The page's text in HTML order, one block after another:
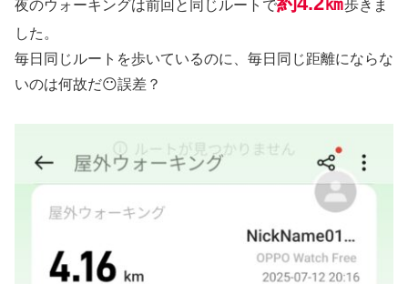
夜のウォーキングは前回と同じルートで
歩きま
した。
毎日同じルートを歩いているのに、毎日同じ距離にならな
いのは何故だ😶誤差？